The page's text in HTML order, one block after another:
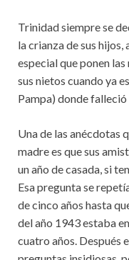
Trinidad siempre se
la crianza de sus
especial que ponen
sus nietos cuando ya
Pampa) donde
Una de las anécdotas
madre es que sus
un año de casada, si
Esa pregunta se
de cinco años hasta
del año 1943 estaba
cuatro años. Después